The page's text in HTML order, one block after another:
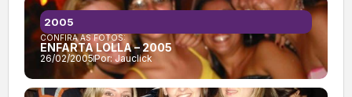
CONFIRA AS FOTOS:
ENFARTA LOLLA – 2005
26/02/2005Por: Jauclick
2005